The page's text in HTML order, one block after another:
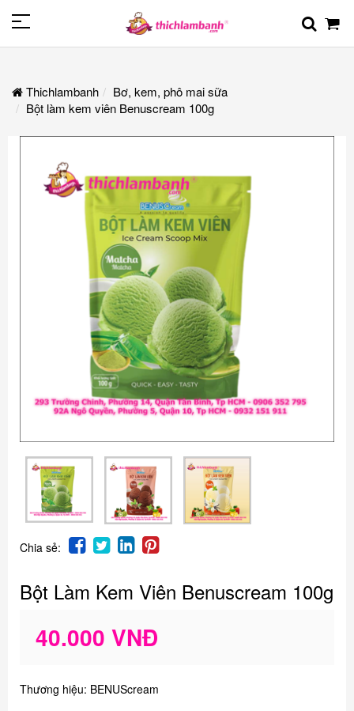
Thichlambanh
Bơ, kem, phô mai sữa
Bột làm kem viên Benuscream 100g
Chia sẻ:
Bột Làm Kem Viên Benuscream 100g
40.000 VNĐ
Thương hiệu: BENUScream